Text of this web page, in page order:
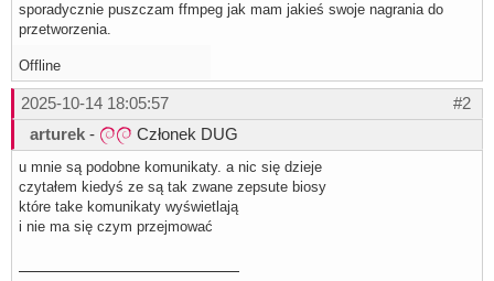
sporadycznie puszczam ffmpeg jak mam jakieś swoje nagrania do
przetworzenia.
Offline
#2
2025-10-14 18:05:57
arturek - Członek DUG
u mnie są podobne komunikaty. a nic się dzieje
czytałem kiedyś ze są tak zwane zepsute biosy
które take komunikaty wyświetlają
i nie ma się czym przejmować